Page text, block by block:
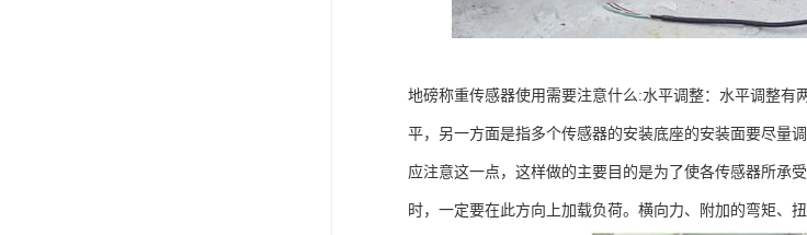
地磅称重传感器使用需要注意什么:水平调整：水平调整
平，另一方面是指多个传感器的安装底座的安装面要尽量
应注意这一点，这样做的主要目的是为了使各传感器所承
时，一定要在此方向上加载负荷。横向力、附加的弯矩、扭